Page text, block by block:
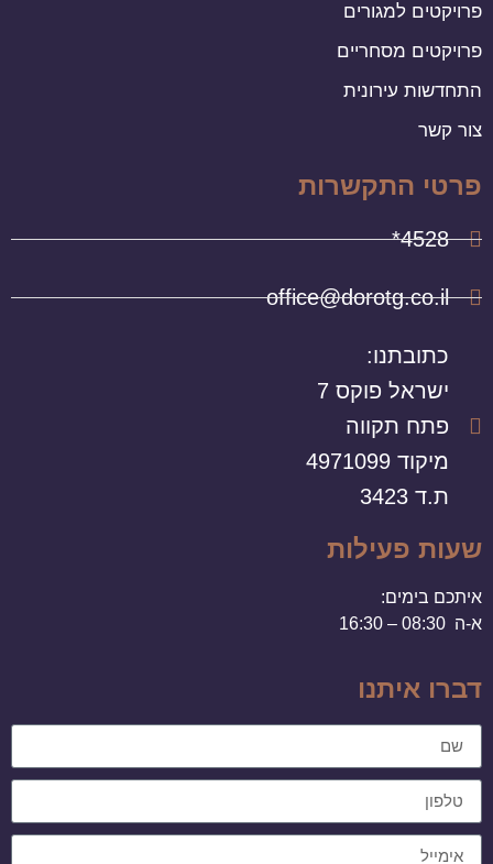
פרויקטים למגורים
פרויקטים מסחריים
התחדשות עירונית
צור קשר
פרטי התקשרות
4528*
office@dorotg.co.il
כתובתנו:
ישראל פוקס 7
פתח תקווה
מיקוד 4971099
ת.ד 3423
שעות פעילות
איתכם בימים:
א-ה 08:30 – 16:30
דברו איתנו